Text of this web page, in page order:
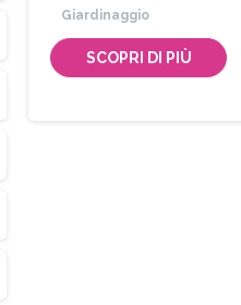
Giardinaggio
SCOPRI DI PIÙ